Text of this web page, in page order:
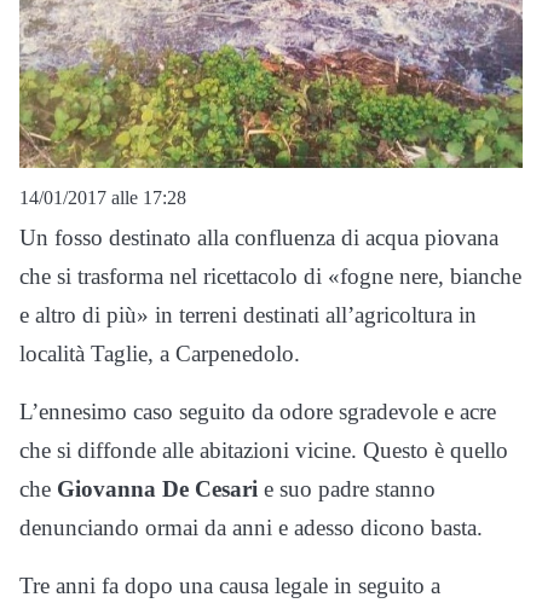
14/01/2017 alle 17:28
Un fosso destinato alla confluenza di acqua piovana
che si trasforma nel ricettacolo di «fogne nere, bianche
e altro di più» in terreni destinati all’agricoltura in
località Taglie, a Carpenedolo.
L’ennesimo caso seguito da odore sgradevole e acre
che si diffonde alle abitazioni vicine. Questo è quello
che Giovanna De Cesari e suo padre stanno
denunciando ormai da anni e adesso dicono basta.
Tre anni fa dopo una causa legale in seguito a